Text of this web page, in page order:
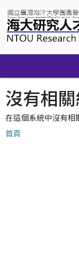
navigation
沒有相
在這個系統中沒有相
首頁